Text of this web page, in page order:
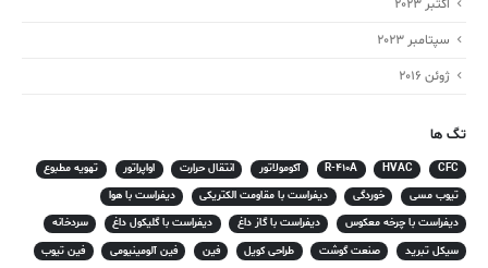
اکتبر 2023
سپتامبر 2023
ژوئن 2016
تگ ها
CFC
HVAC
R-410A آکومولاتور انتقال حرارت اواپراتور
تهویه مطبوع
تیوب مسی
خوردگی دیفراست با مقاومت الکتریکی
دیفراست با هوا
دیفراست با چرخه معکوس
دیفراست با گاز داغ دیفراست با گلیکول داغ
سردخانه
سیکل تبرید
صنعت گوشت طراحی کویل فین فین آلومینیومی
فین تیوب